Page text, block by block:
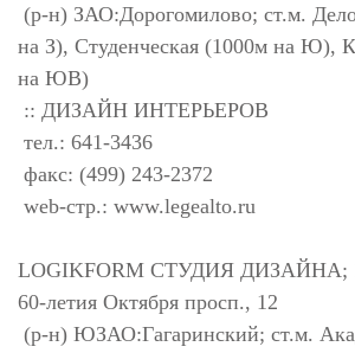
(р-н) ЗАО:Дорогомилово; ст.м.
на З), Студенческая (1000м на Ю),
на ЮВ)
:: ДИЗАЙН ИНТЕРЬЕРОВ
тел.: 641-3436
факс: (499) 243-2372
web-стр.: www.legealto.ru
LOGIKFORM СТУДИЯ ДИЗАЙНА;
60-летия Октября просп., 12
(р-н) ЮЗАО:Гагаринский; ст.м.